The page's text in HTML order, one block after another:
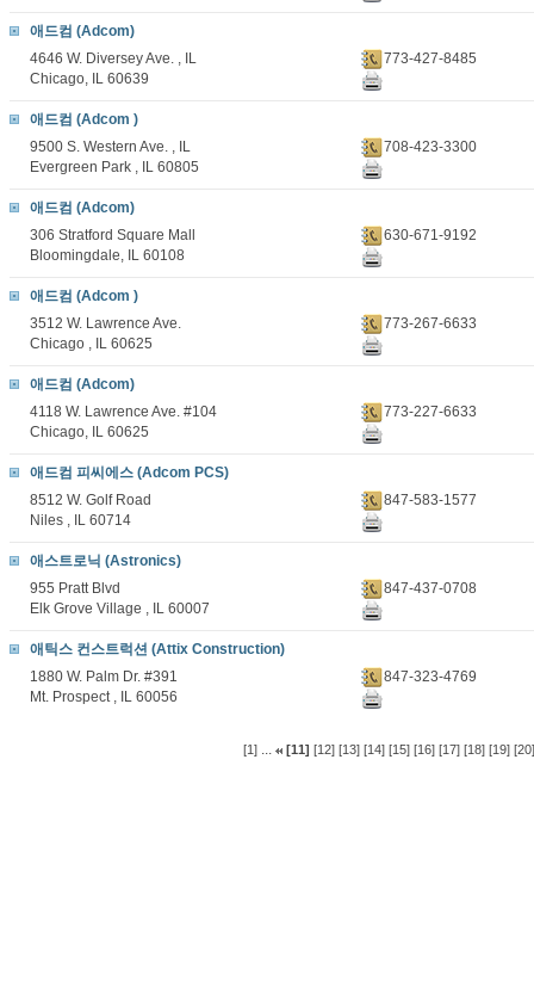
애드컴 (Adcom)
4646 W. Diversey Ave. , IL
Chicago, IL 60639
773-427-8485
애드컴 (Adcom )
9500 S. Western Ave. , IL
Evergreen Park , IL 60805
708-423-3300
애드컴 (Adcom)
306 Stratford Square Mall
Bloomingdale, IL 60108
630-671-9192
애드컴 (Adcom )
3512 W. Lawrence Ave.
Chicago , IL 60625
773-267-6633
애드컴 (Adcom)
4118 W. Lawrence Ave. #104
Chicago, IL 60625
773-227-6633
애드컴 피씨에스 (Adcom PCS)
8512 W. Golf Road
Niles , IL 60714
847-583-1577
애스트로닉 (Astronics)
955 Pratt Blvd
Elk Grove Village , IL 60007
847-437-0708
애틱스 컨스트럭션 (Attix Construction)
1880 W. Palm Dr. #391
Mt. Prospect , IL 60056
847-323-4769
[1]... [11] [12] [13] [14] [15] [16] [17] [18] [19] [20]